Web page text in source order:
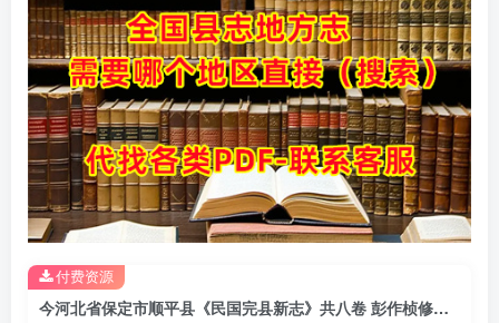
今河北省保定市顺平县《民国完县新志》共八卷 彭作桢修纂PDF电子版地方志下载
付费资源